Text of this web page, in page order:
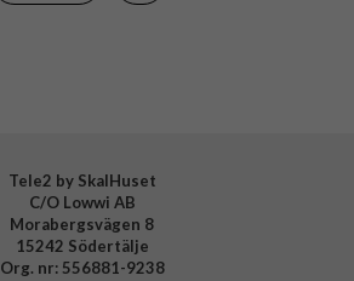
Tele2 by SkalHuset
C/O Lowwi AB
Morabergsvägen 8
15242 Södertälje
Org. nr: 556881-9238